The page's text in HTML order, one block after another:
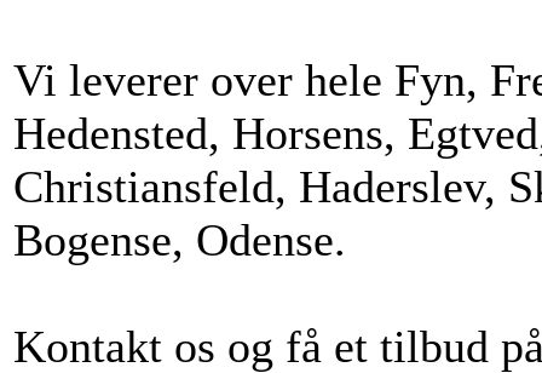
Vi leverer over hele Fyn,
Hedensted, Horsens,
Christiansfeld, Haderslev,
Bogense, Odense.
Kontakt os og få et tilbud